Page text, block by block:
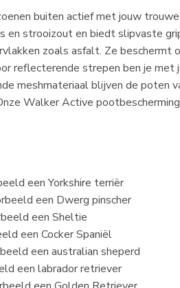
buiten actief met jouw
en strooizout en biedt slipvaste
zoals asfalt. Ze beschermt
reflecterende strepen ben je met
meshmateriaal blijven de poten
Walker Active
een Yorkshire terriër
een Dwerg pinscher
een Sheltie
een Cocker Spaniël
een australian sheperd
een labrador retriever